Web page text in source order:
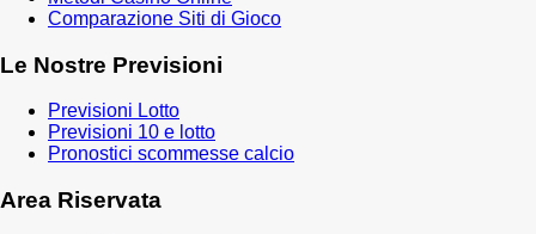
Comparazione Siti di Gioco
Le Nostre Previsioni
Previsioni Lotto
Previsioni 10 e lotto
Pronostici scommesse calcio
Area Riservata